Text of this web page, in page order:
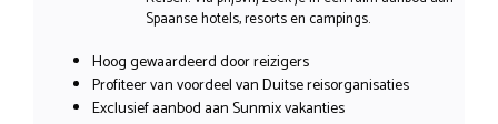
Spaanse hotels, resorts en campings.
Hoog gewaardeerd door reizigers
Profiteer van voordeel van Duitse reisorganisaties
Exclusief aanbod aan Sunmix vakanties